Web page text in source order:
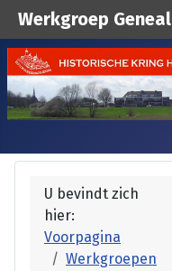
U bevindt zich
hier:
Voorpagina
Werkgroepen
Werkgroep